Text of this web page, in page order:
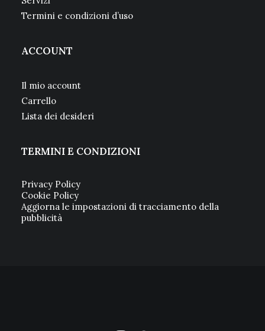
Termini e condizioni d’uso
ACCOUNT
Il mio account
Carrello
Lista dei desideri
TERMINI E CONDIZIONI
Privacy Policy
Cookie Policy
Aggiorna le impostazioni di tracciamento della
pubblicità